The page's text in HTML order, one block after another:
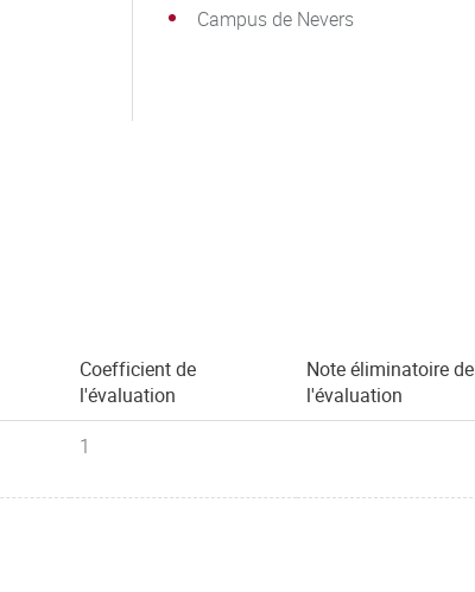
Campus de Nevers
Coefficient de
l'évaluation
Note éliminatoire de
l'évaluation
1